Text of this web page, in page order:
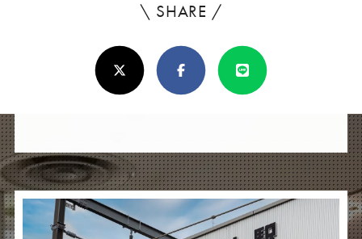
\ SHARE /
ろ
し
け
ば
シ
ェ
X(Twitter)FacebookLine